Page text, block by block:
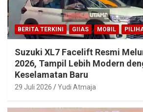
BERITA TERKINI GIIAS MOBIL
Suzuki XL7 Facelift Resmi
2026, Tampil Lebih Modern
Keselamatan Baru
29 Juli 2026 Yudi Atmaja